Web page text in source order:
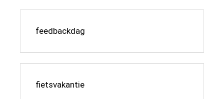
feedbackdag
fietsvakantie